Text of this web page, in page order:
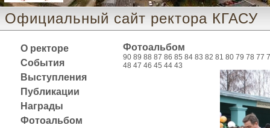
Официальный сайт ректора КГАСУ
О ректоре
События
Выступления
Публикации
Награды
Фотоальбом
Фотоальбом
90 89 88 87 86 85 84 83 82 81 80 79 78 77
48 47 46 45 44 43